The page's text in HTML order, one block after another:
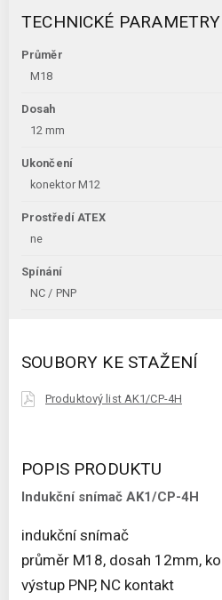
TECHNICKÉ PARAMETRY
Průměr
M18
Dosah
12 mm
Ukončení
konektor M12
Prostředí ATEX
ne
Spínání
NC / PNP
SOUBORY KE STAŽENÍ
Produktový list AK1/CP-4H
POPIS PRODUKTU
Indukční snímač AK1/CP-4H
indukční snímač
průměr M18, dosah 12mm,
výstup PNP, NC kontakt